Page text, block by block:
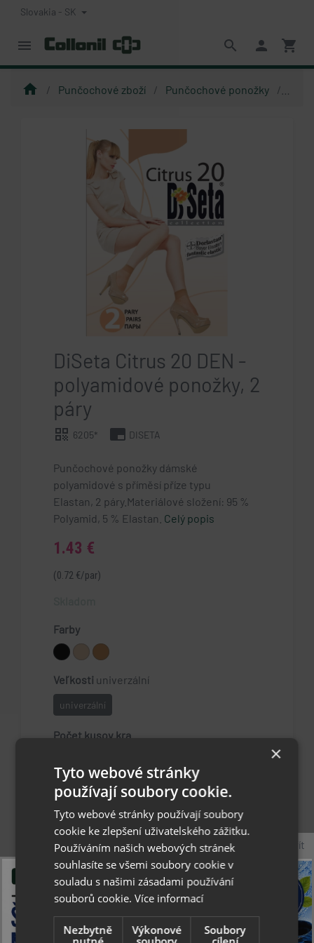
Slovakia - SK
menu search person shopping_cart
home Punčochové zboží Punčochové ponožky
DiSeta Citrus 20 DEN -
polyamidové ponožky, 2
páry
qr_code 6205* branding_watermark DISETA
Punčochové ponožky dámské
polyamidové s příměsí příze typu
Elastan, 2 páry.Materiálové složení: 95 %
Polyamid, 5 % Elastan. Celý popis
1.43 €
(0.72 €/par)
Farby
Veľkosti univerzální
univerzální
Počet kusov kra
add
Zobrazit varianty
Facebook Twitter
list Popis list Parametre produktu
Zavřít
×
Tyto webové stránky
používají soubory cookie.
Tyto webové stránky používají soubory
cookie ke zlepšení uživatelského zážitku.
Používáním našich webových stránek
souhlasíte se všemi soubory cookie v
souladu s našimi zásadami používání
souborů cookie. Více informací
Nezbytně
Výkonové
Soubory